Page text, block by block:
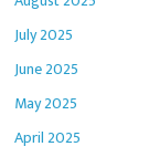
July 2025
June 2025
May 2025
April 2025